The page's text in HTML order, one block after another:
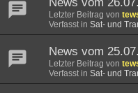
Letzter Beitrag von
Verfasst in Sat- und
News vom
Letzter Beitrag von
Verfasst in Sat- und